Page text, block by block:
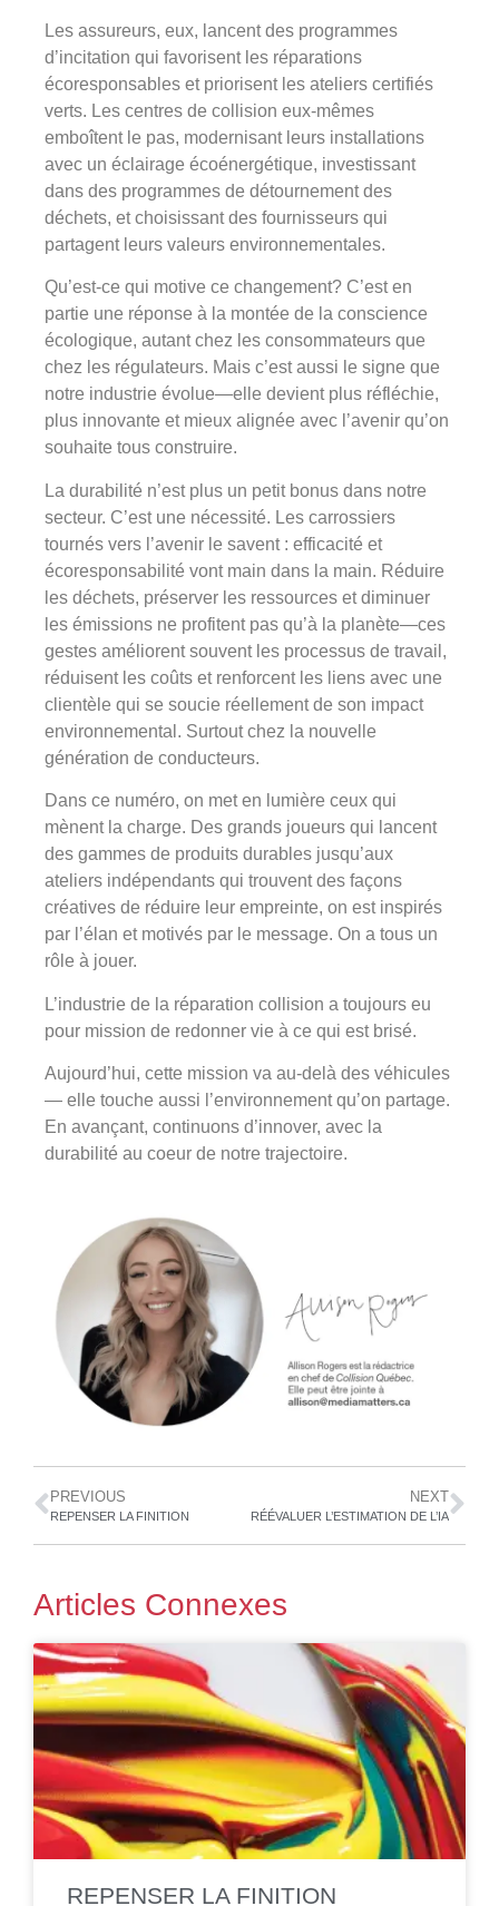
Les assureurs, eux, lancent des programmes
d’incitation qui favorisent les réparations
écoresponsables et priorisent les ateliers certifiés
verts. Les centres de collision eux-mêmes
emboîtent le pas, modernisant leurs installations
avec un éclairage écoénergétique, investissant
dans des programmes de détournement des
déchets, et choisissant des fournisseurs qui
partagent leurs valeurs environnementales.
Qu’est-ce qui motive ce changement? C’est en
partie une réponse à la montée de la conscience
écologique, autant chez les consommateurs que
chez les régulateurs. Mais c’est aussi le signe que
notre industrie évolue—elle devient plus réfléchie,
plus innovante et mieux alignée avec l’avenir qu’on
souhaite tous construire.
La durabilité n’est plus un petit bonus dans notre
secteur. C’est une nécessité. Les carrossiers
tournés vers l’avenir le savent : efficacité et
écoresponsabilité vont main dans la main. Réduire
les déchets, préserver les ressources et diminuer
les émissions ne profitent pas qu’à la planète—ces
gestes améliorent souvent les processus de travail,
réduisent les coûts et renforcent les liens avec une
clientèle qui se soucie réellement de son impact
environnemental. Surtout chez la nouvelle
génération de conducteurs.
Dans ce numéro, on met en lumière ceux qui
mènent la charge. Des grands joueurs qui lancent
des gammes de produits durables jusqu’aux
ateliers indépendants qui trouvent des façons
créatives de réduire leur empreinte, on est inspirés
par l’élan et motivés par le message. On a tous un
rôle à jouer.
L’industrie de la réparation collision a toujours eu
pour mission de redonner vie à ce qui est brisé.
Aujourd’hui, cette mission va au-delà des véhicules
— elle touche aussi l’environnement qu’on partage.
En avançant, continuons d’innover, avec la
durabilité au coeur de notre trajectoire.
PREVIOUS
REPENSER LA FINITION
NEXT
RÉÉVALUER L’ESTIMATION DE L’IA
Articles Connexes
REPENSER LA FINITION